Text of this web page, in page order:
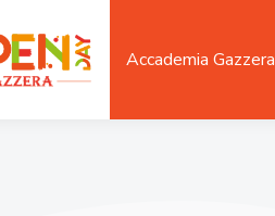
Accademia Gazzera